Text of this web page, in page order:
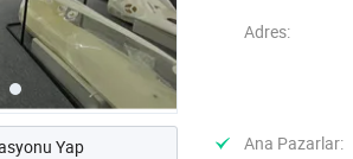
Yap
Adres:
Ana Pazarlar: